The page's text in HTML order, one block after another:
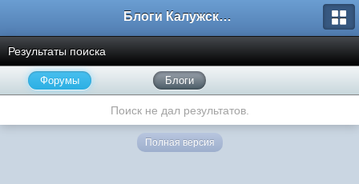
Блоги Калужского перекрестка
Результаты поиска
Форумы Блоги
Поиск не дал результатов.
Полная версия